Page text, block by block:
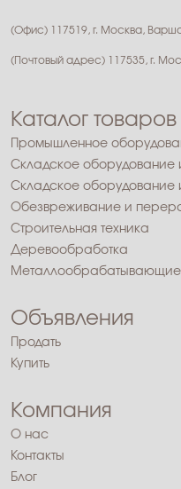
(Офис) 117519, г. Москва,
(Почтовый адрес) 117535, г.
Каталог товаров
Промышленное
Складское оборудование
Складское оборудование
Обезвреживание и
Строительная техника
Деревообработка
Металлообрабатывающие
Объявления
Продать
Купить
Компания
О нас
Контакты
Блог